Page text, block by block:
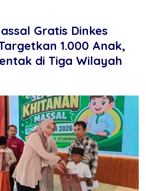
Gratis Dinkes
1.000 Anak,
di Tiga Wilayah